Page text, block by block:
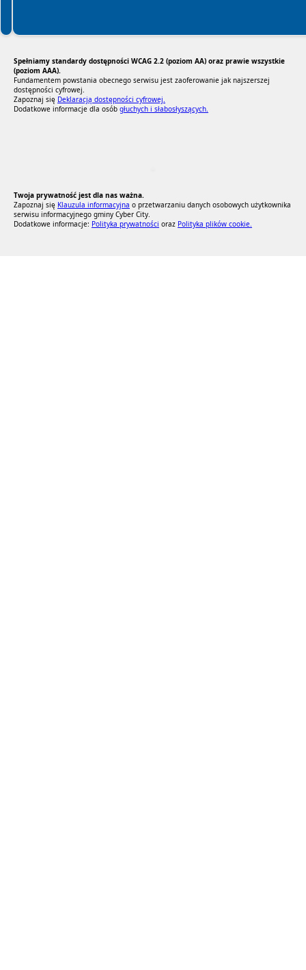
Spełniamy standardy dostępności WCAG 2.2 (poziom AA) oraz prawie wszystkie
(poziom AAA).
Fundamentem powstania obecnego serwisu jest zaoferowanie jak najszerszej
dostępności cyfrowej.
Zapoznaj się Deklaracją dostępności cyfrowej.
Dodatkowe informacje dla osób głuchych i słabosłyszących.
Twoja prywatność jest dla nas ważna.
Zapoznaj się Klauzula informacyjna o przetwarzaniu danych osobowych użytkownika
serwisu informacyjnego gminy Cyber City.
Dodatkowe informacje: Polityka prywatności oraz Polityka plików cookie.